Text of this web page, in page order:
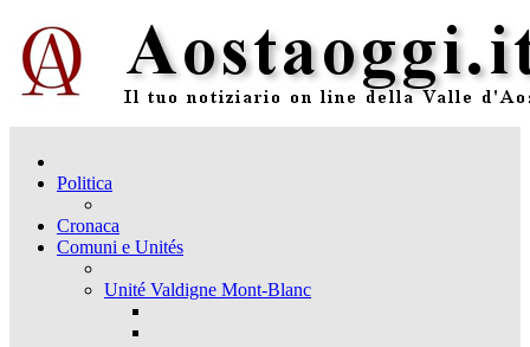
Politica
Cronaca
Comuni e Unités
Unité Valdigne Mont-Blanc